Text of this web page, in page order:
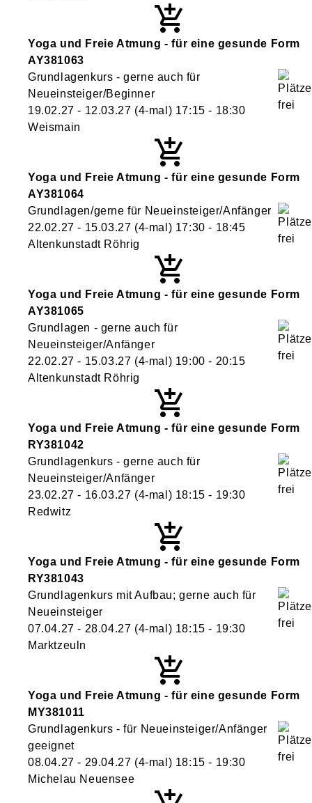
Yoga und Freie Atmung - für eine gesunde Form
AY381063
Grundlagenkurs - gerne auch für
Neueinsteiger/Beginner
19.02.27 - 12.03.27 (4-mal) 17:15 - 18:30
Weismain
Yoga und Freie Atmung - für eine gesunde Form
AY381064
Grundlagen/gerne für Neueinsteiger/Anfänger
22.02.27 - 15.03.27 (4-mal) 17:30 - 18:45
Altenkunstadt Röhrig
Yoga und Freie Atmung - für eine gesunde Form
AY381065
Grundlagen - gerne auch für
Neueinsteiger/Anfänger
22.02.27 - 15.03.27 (4-mal) 19:00 - 20:15
Altenkunstadt Röhrig
Yoga und Freie Atmung - für eine gesunde Form
RY381042
Grundlagenkurs - gerne auch für
Neueinsteiger/Anfänger
23.02.27 - 16.03.27 (4-mal) 18:15 - 19:30
Redwitz
Yoga und Freie Atmung - für eine gesunde Form
RY381043
Grundlagenkurs mit Aufbau; gerne auch für
Neueinsteiger
07.04.27 - 28.04.27 (4-mal) 18:15 - 19:30
Marktzeuln
Yoga und Freie Atmung - für eine gesunde Form
MY381011
Grundlagenkurs - für Neueinsteiger/Anfänger
geeignet
08.04.27 - 29.04.27 (4-mal) 18:15 - 19:30
Michelau Neuensee